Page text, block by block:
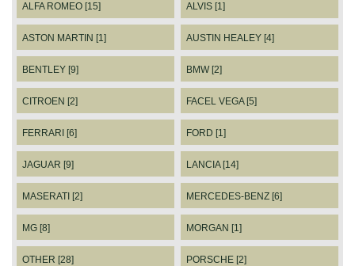
ALFA ROMEO [15] ALVIS [1]
ASTON MARTIN [1] AUSTIN HEALEY [4]
BENTLEY [9] BMW [2]
CITROEN [2] FACEL VEGA [5]
FERRARI [6] FORD [1]
JAGUAR [9] LANCIA [14]
MASERATI [2] MERCEDES-BENZ [6]
MG [8] MORGAN [1]
OTHER [28] PORSCHE [2]